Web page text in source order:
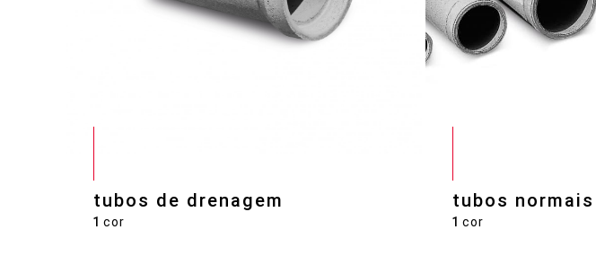
tubos de drenagem
1 cor
tubos normais
1 cor